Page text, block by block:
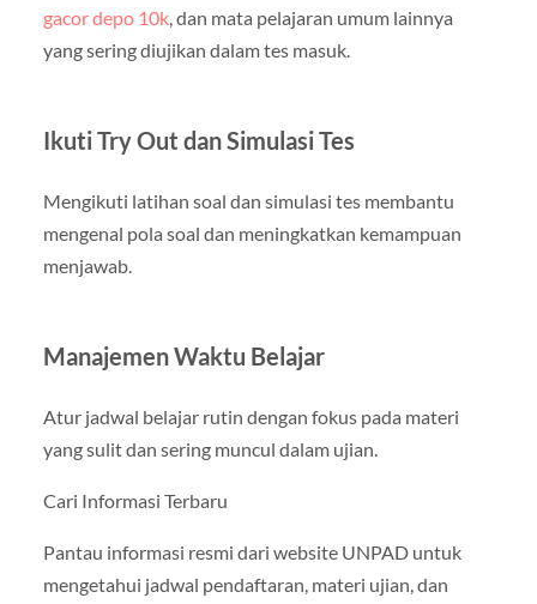
gacor depo 10k, dan mata pelajaran umum lainnya
yang sering diujikan dalam tes masuk.
Ikuti Try Out dan Simulasi Tes
Mengikuti latihan soal dan simulasi tes membantu
mengenal pola soal dan meningkatkan kemampuan
menjawab.
Manajemen Waktu Belajar
Atur jadwal belajar rutin dengan fokus pada materi
yang sulit dan sering muncul dalam ujian.
Cari Informasi Terbaru
Pantau informasi resmi dari website UNPAD untuk
mengetahui jadwal pendaftaran, materi ujian, dan